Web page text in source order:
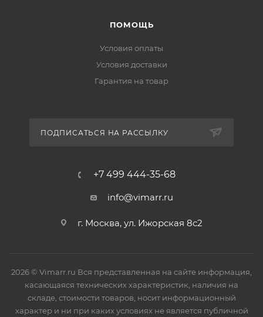
ПОМОЩЬ
Условия оплаты
Условия доставки
Гарантия на товар
ПОДПИСАТЬСЯ НА РАССЫЛКУ
+7 499 444-35-68
info@vimarr.ru
г. Москва, ул. Ижорская 8с2
2026 © Vimarr.ru Вся представленная на сайте информация,
касающаяся технических характеристик, наличия на
складе, стоимости товаров, носит информационный
характер и ни при каких условиях не является публичной